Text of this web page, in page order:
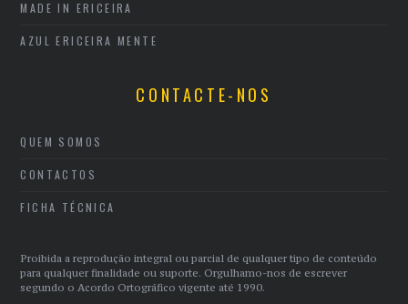
MADE IN ERICEIRA
AZUL ERICEIRA MENTE
CONTACTE-NOS
QUEM SOMOS
CONTACTOS
FICHA TÉCNICA
Proibida a reprodução integral ou parcial de qualquer tipo de conteúdo
para qualquer finalidade ou suporte. Orgulhamo-nos de escrever
segundo o Acordo Ortográfico vigente até 1990.